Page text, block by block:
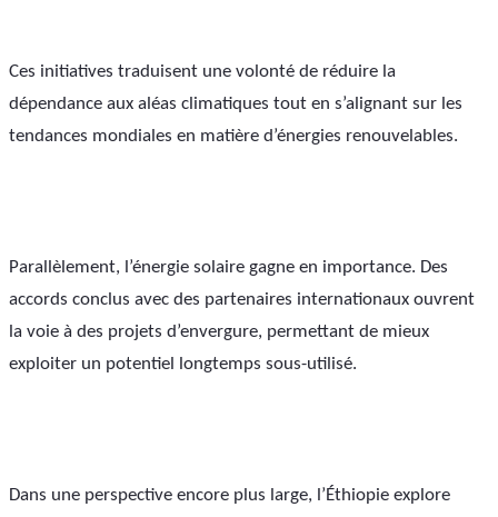
Ces initiatives traduisent une volonté de réduire la
dépendance aux aléas climatiques tout en s’alignant sur les
tendances mondiales en matière d’énergies renouvelables.
Parallèlement, l’énergie solaire gagne en importance. Des
accords conclus avec des partenaires internationaux ouvrent
la voie à des projets d’envergure, permettant de mieux
exploiter un potentiel longtemps sous-utilisé.
Dans une perspective encore plus large, l’Éthiopie explore